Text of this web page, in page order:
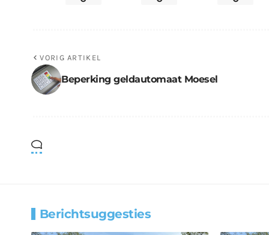
VORIG ARTIKEL
Beperking geldautomaat Moesel
Berichtsuggesties